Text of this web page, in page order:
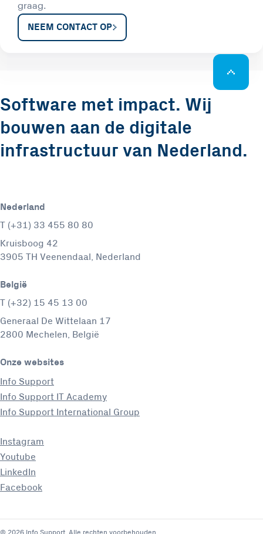
graag.
NEEM CONTACT OP
Software met impact. Wij
bouwen aan de digitale
infrastructuur van Nederland.
Nederland
T (+31) 33 455 80 80
Kruisboog 42
3905 TH Veenendaal, Nederland
België
T (+32) 15 45 13 00
Generaal De Wittelaan 17
2800 Mechelen, België
Onze websites
Info Support
Info Support IT Academy
Info Support International Group
Instagram
Youtube
LinkedIn
Facebook